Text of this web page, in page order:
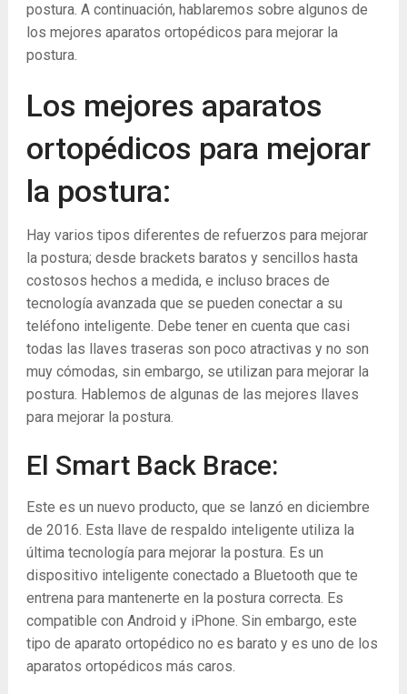
postura. A continuación, hablaremos sobre algunos de
los mejores aparatos ortopédicos para mejorar la
postura.
Los mejores aparatos
ortopédicos para mejorar
la postura:
Hay varios tipos diferentes de refuerzos para mejorar
la postura; desde brackets baratos y sencillos hasta
costosos hechos a medida, e incluso braces de
tecnología avanzada que se pueden conectar a su
teléfono inteligente. Debe tener en cuenta que casi
todas las llaves traseras son poco atractivas y no son
muy cómodas, sin embargo, se utilizan para mejorar la
postura. Hablemos de algunas de las mejores llaves
para mejorar la postura.
El Smart Back Brace:
Este es un nuevo producto, que se lanzó en diciembre
de 2016. Esta llave de respaldo inteligente utiliza la
última tecnología para mejorar la postura. Es un
dispositivo inteligente conectado a Bluetooth que te
entrena para mantenerte en la postura correcta. Es
compatible con Android y iPhone. Sin embargo, este
tipo de aparato ortopédico no es barato y es uno de los
aparatos ortopédicos más caros.